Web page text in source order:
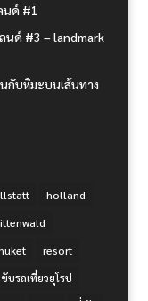
นด์ #1
ด์ #3 – landmark
บหิมะบนเส้นทาง
holland
resort
ขับรถเที่ยวยุโรป